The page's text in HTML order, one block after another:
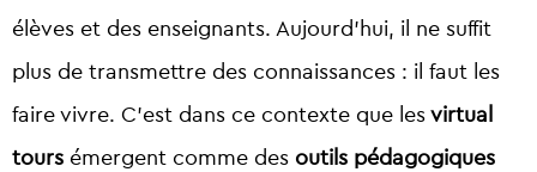
élèves et des enseignants. Aujourd’hui, il ne suffit
plus de transmettre des connaissances : il faut les
faire vivre. C’est dans ce contexte que lesvirtual
tours émergent comme des outils pédagogiques